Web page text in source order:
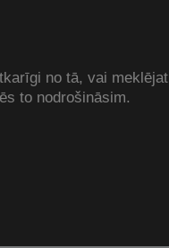
no tā, vai meklējat
to nodrošināsim.